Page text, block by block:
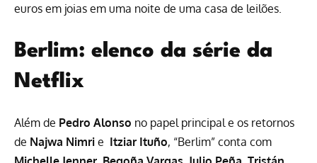
euros em joias em uma noite de uma casa de leilões.
Berlim: elenco da série da
Netflix
Além de Pedro Alonso no papel principal e os retornos
de Najwa Nimri e Itziar Ituño, “Berlim” conta com